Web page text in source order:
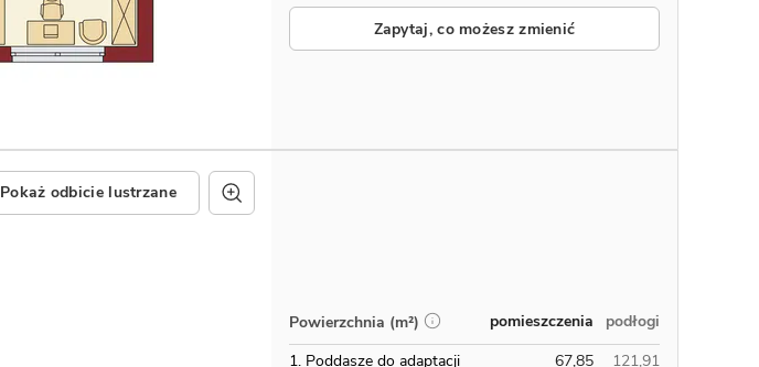
Zapytaj, co możesz zmienić
Pokaż odbicie lustrzane
Powierzchnia (m²) pomieszczenia
podłogi
1. Poddasze do adaptacji
67,85
121,91